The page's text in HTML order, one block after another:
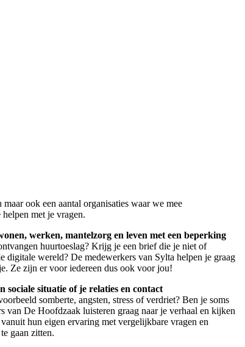
ook een aantal organisaties waar we mee
met je vragen.
werken, mantelzorg en leven met een beperking
huurtoeslag? Krijg je een brief die je niet of
digitale wereld? De medewerkers van Sylta helpen je graag
Ze zijn er voor iedereen dus ook voor jou!
sociale situatie of je relaties en contact
somberte, angsten, stress of verdriet? Ben je soms
van De Hoofdzaak luisteren graag naar je verhaal en kijken
hun eigen ervaring met vergelijkbare vragen en
gaan zitten.